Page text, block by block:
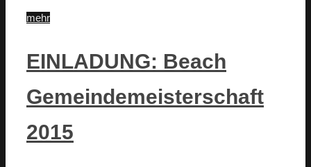
mehr
EINLADUNG: Beach
Gemeindemeisterschaft
2015